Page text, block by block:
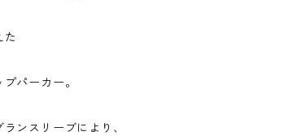
た
パーカー。
ンスリーブにより、